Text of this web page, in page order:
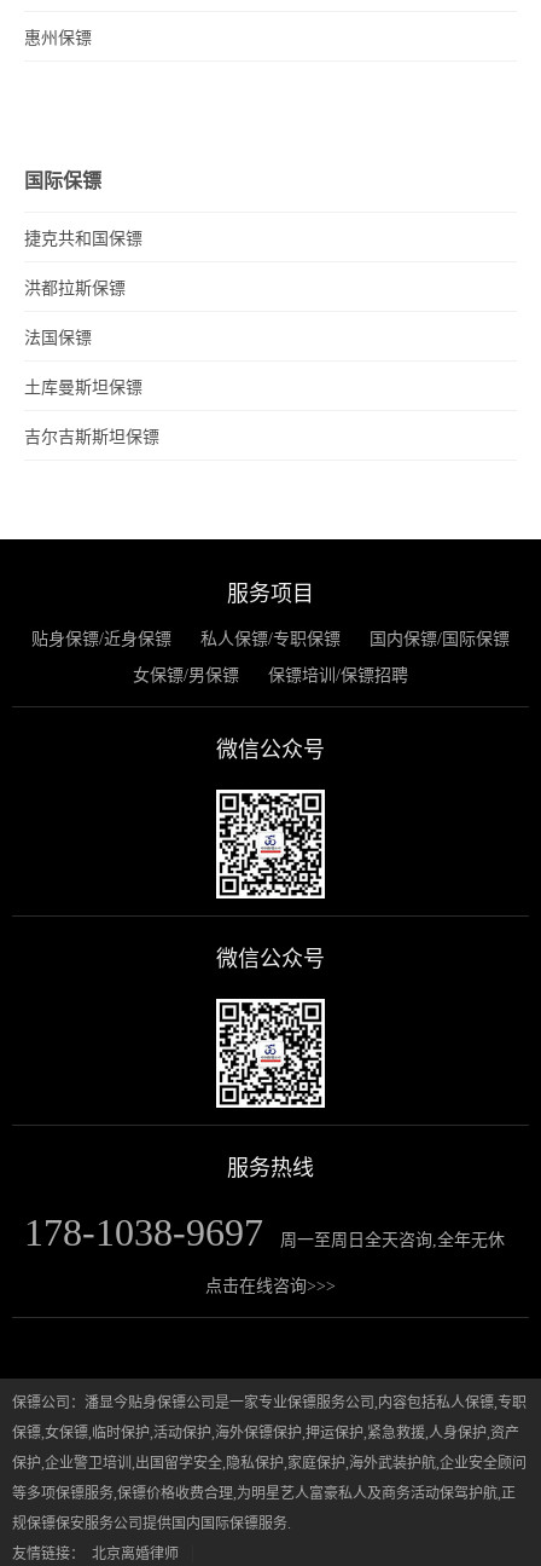
惠州保镖
国际保镖
捷克共和国保镖
洪都拉斯保镖
法国保镖
土库曼斯坦保镖
吉尔吉斯斯坦保镖
服务项目
贴身保镖/近身保镖 私人保镖/专职保镖
国内保镖/国际保镖
女保镖/男保镖
保镖培训/保镖招聘
微信公众号
微信公众号
服务热线
178-1038-9697 周一至周日全天咨询,全年无休
点击在线咨询>>>
保镖公司：潘显今贴身保镖公司是一家专业保镖服务公司,内容包括私人保镖,专职
保镖,女保镖,临时保护,活动保护,海外保镖保护,押运保护,紧急救援,人身保护,资产
保护,企业警卫培训,出国留学安全,隐私保护,家庭保护,海外武装护航,企业安全顾问
等多项保镖服务,保镖价格收费合理,为明星艺人富豪私人及商务活动保驾护航,正
规保镖保安服务公司提供国内国际保镖服务.
友情链接：
北京离婚律师